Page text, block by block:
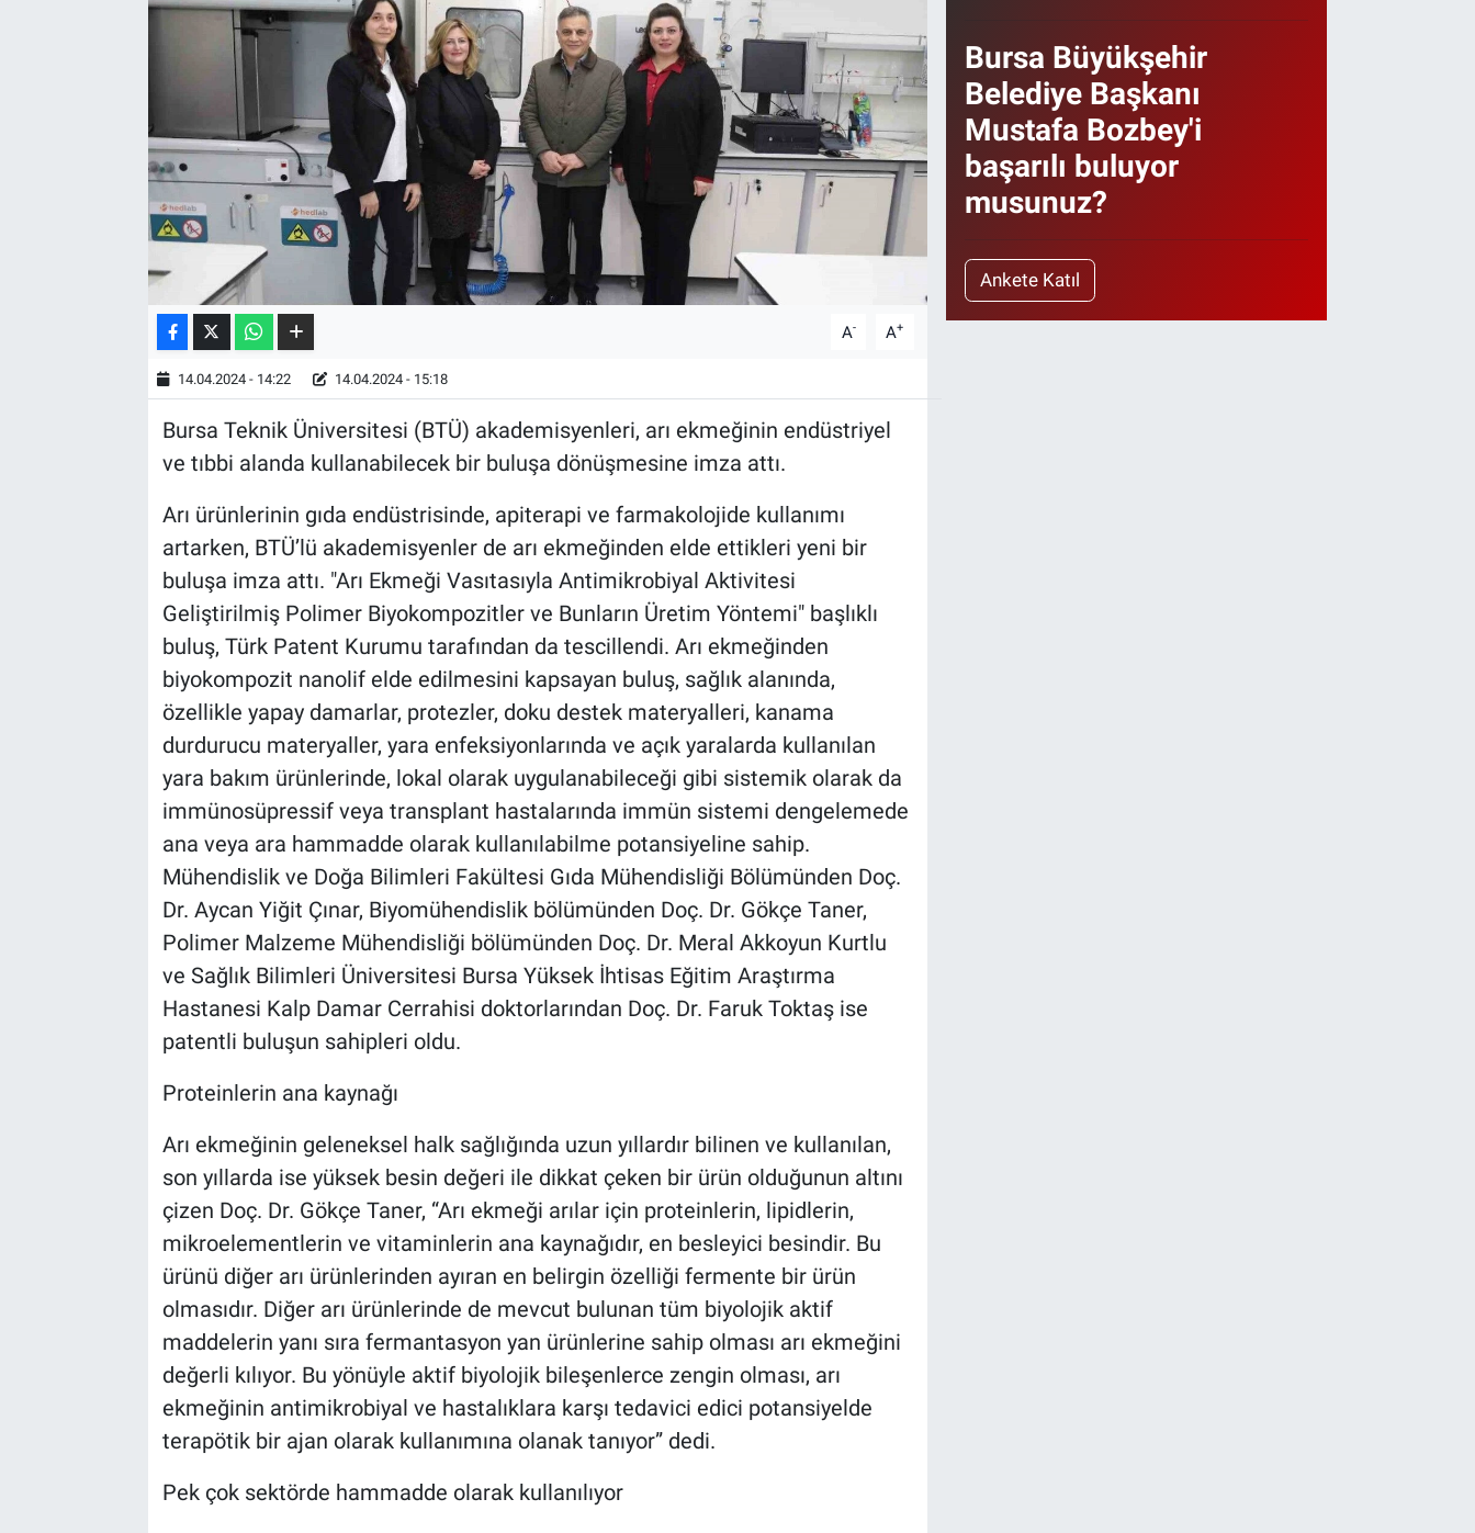
A- A+
14.04.2024 - 14:22 14.04.2024 - 15:18
Bursa Teknik Üniversitesi (BTÜ) akademisyenleri, arı ekmeğinin endüstriyel
ve tıbbi alanda kullanabilecek bir buluşa dönüşmesine imza attı.
Arı ürünlerinin gıda endüstrisinde, apiterapi ve farmakolojide kullanımı
artarken, BTÜ’lü akademisyenler de arı ekmeğinden elde ettikleri yeni bir
buluşa imza attı. "Arı Ekmeği Vasıtasıyla Antimikrobiyal Aktivitesi
Geliştirilmiş Polimer Biyokompozitler ve Bunların Üretim Yöntemi" başlıklı
buluş, Türk Patent Kurumu tarafından da tescillendi. Arı ekmeğinden
biyokompozit nanolif elde edilmesini kapsayan buluş, sağlık alanında,
özellikle yapay damarlar, protezler, doku destek materyalleri, kanama
durdurucu materyaller, yara enfeksiyonlarında ve açık yaralarda kullanılan
yara bakım ürünlerinde, lokal olarak uygulanabileceği gibi sistemik olarak da
immünosüpressif veya transplant hastalarında immün sistemi dengelemede
ana veya ara hammadde olarak kullanılabilme potansiyeline sahip.
Mühendislik ve Doğa Bilimleri Fakültesi Gıda Mühendisliği Bölümünden Doç.
Dr. Aycan Yiğit Çınar, Biyomühendislik bölümünden Doç. Dr. Gökçe Taner,
Polimer Malzeme Mühendisliği bölümünden Doç. Dr. Meral Akkoyun Kurtlu
ve Sağlık Bilimleri Üniversitesi Bursa Yüksek İhtisas Eğitim Araştırma
Hastanesi Kalp Damar Cerrahisi doktorlarından Doç. Dr. Faruk Toktaş ise
patentli buluşun sahipleri oldu.
Proteinlerin ana kaynağı
Arı ekmeğinin geleneksel halk sağlığında uzun yıllardır bilinen ve kullanılan,
son yıllarda ise yüksek besin değeri ile dikkat çeken bir ürün olduğunun altını
çizen Doç. Dr. Gökçe Taner, “Arı ekmeği arılar için proteinlerin, lipidlerin,
mikroelementlerin ve vitaminlerin ana kaynağıdır, en besleyici besindir. Bu
ürünü diğer arı ürünlerinden ayıran en belirgin özelliği fermente bir ürün
olmasıdır. Diğer arı ürünlerinde de mevcut bulunan tüm biyolojik aktif
maddelerin yanı sıra fermantasyon yan ürünlerine sahip olması arı ekmeğini
değerli kılıyor. Bu yönüyle aktif biyolojik bileşenlerce zengin olması, arı
ekmeğinin antimikrobiyal ve hastalıklara karşı tedavici edici potansiyelde
terapötik bir ajan olarak kullanımına olanak tanıyor” dedi.
Pek çok sektörde hammadde olarak kullanılıyor
Bursa Büyükşehir
Belediye Başkanı
Mustafa Bozbey'i
başarılı buluyor
musunuz?
Ankete Katıl